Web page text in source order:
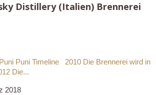
Distillery (Italien) Brennerei
Puni Timeline 2010 Die Brennerei wird in
Die...
2018